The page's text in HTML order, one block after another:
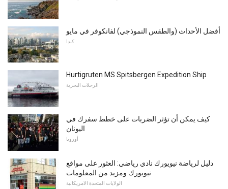
أفضل الأحداث (والطقس النموذجي) لفانكوفر في مايو
كندا
Hurtigruten MS Spitsbergen Expedition Ship
الرحلات البحرية
كيف يمكن أن تؤثر الضربات على خطط سفرك في
اليونان
أوروبا
دليل لرياضة نيويورك نادي رياضي: العثور على مواقع
نيويورك ومزيد من المعلومات
الولايات المتحدة الامريكانية